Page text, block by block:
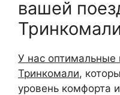
вашей
У нас оптимальные
Тринкомали,
уровень комфорта